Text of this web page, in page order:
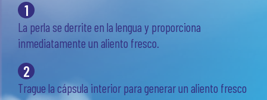
1
La perla se derrite en la lengua y proporciona
inmediatamente un aliento fresco.
2
Trague la cápsula interior para generar un aliento fresco